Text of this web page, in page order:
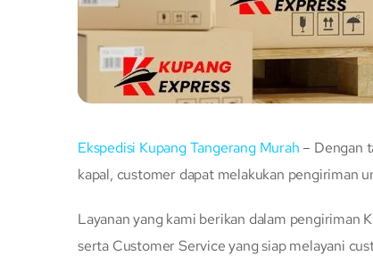
Ekspedisi Kupang Tangerang Murah – Dengan
kapal, customer dapat melakukan pengiriman
Layanan yang kami berikan dalam pengiriman
serta Customer Service yang siap melayani